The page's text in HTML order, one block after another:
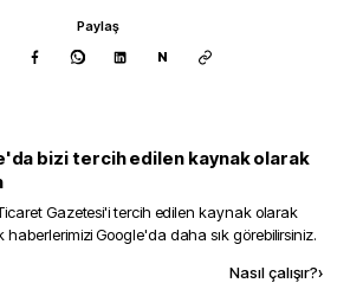
Paylaş
N
bizi tercih edilen kaynak olarak
Gazetesi'i tercih edilen kaynak olarak
haberlerimizi Google'da daha sık görebilirsiniz.
Nasıl çalışır?›